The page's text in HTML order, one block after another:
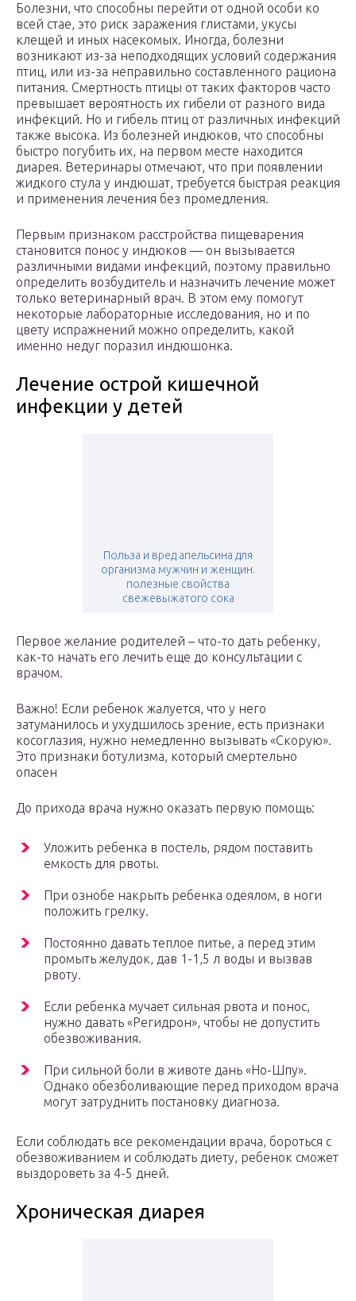
Болезни, что способны перейти от одной особи ко
всей стае, это риск заражения глистами, укусы
клещей и иных насекомых. Иногда, болезни
возникают из-за неподходящих условий содержания
птиц, или из-за неправильно составленного рациона
питания. Смертность птицы от таких факторов часто
превышает вероятность их гибели от разного вида
инфекций. Но и гибель птиц от различных инфекций
также высока. Из болезней индюков, что способны
быстро погубить их, на первом месте находится
диарея. Ветеринары отмечают, что при появлении
жидкого стула у индюшат, требуется быстрая реакция
и применения лечения без промедления.
Первым признаком расстройства пищеварения
становится понос у индюков — он вызывается
различными видами инфекций, поэтому правильно
определить возбудитель и назначить лечение может
только ветеринарный врач. В этом ему помогут
некоторые лабораторные исследования, но и по
цвету испражнений можно определить, какой
именно недуг поразил индюшонка.
Лечение острой кишечной
инфекции у детей
Польза и вред апельсина для
организма мужчин и женщин.
полезные свойства
свежевыжатого сока
Первое желание родителей – что-то дать ребенку,
как-то начать его лечить еще до консультации с
врачом.
Важно! Если ребенок жалуется, что у него
затуманилось и ухудшилось зрение, есть признаки
косоглазия, нужно немедленно вызывать «Скорую».
Это признаки ботулизма, который смертельно
опасен
До прихода врача нужно оказать первую помощь:
Уложить ребенка в постель, рядом поставить
емкость для рвоты.
При ознобе накрыть ребенка одеялом, в ноги
положить грелку.
Постоянно давать теплое питье, а перед этим
промыть желудок, дав 1-1,5 л воды и вызвав
рвоту.
Если ребенка мучает сильная рвота и понос,
нужно давать «Регидрон», чтобы не допустить
обезвоживания.
При сильной боли в животе дань «Но-Шпу».
Однако обезболивающие перед приходом врача
могут затруднить постановку диагноза.
Если соблюдать все рекомендации врача, бороться с
обезвоживанием и соблюдать диету, ребенок сможет
выздороветь за 4-5 дней.
Хроническая диарея